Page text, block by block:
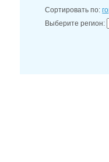
Сортировать по:
Выберите регион: